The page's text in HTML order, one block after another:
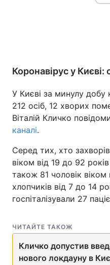
Коронавірус у Києві:
У Києві за минулу добу
212 осіб, 12 хворих
Віталій Кличко
каналі.
Серед тих, хто
віком від 19 до 92
також 81 чоловік віком
хлопчиків від 7 до 14
госпіталізували 27
ЧИТАЙТЕ ТАКОЖ
Кличко допустив
нового локдауну в